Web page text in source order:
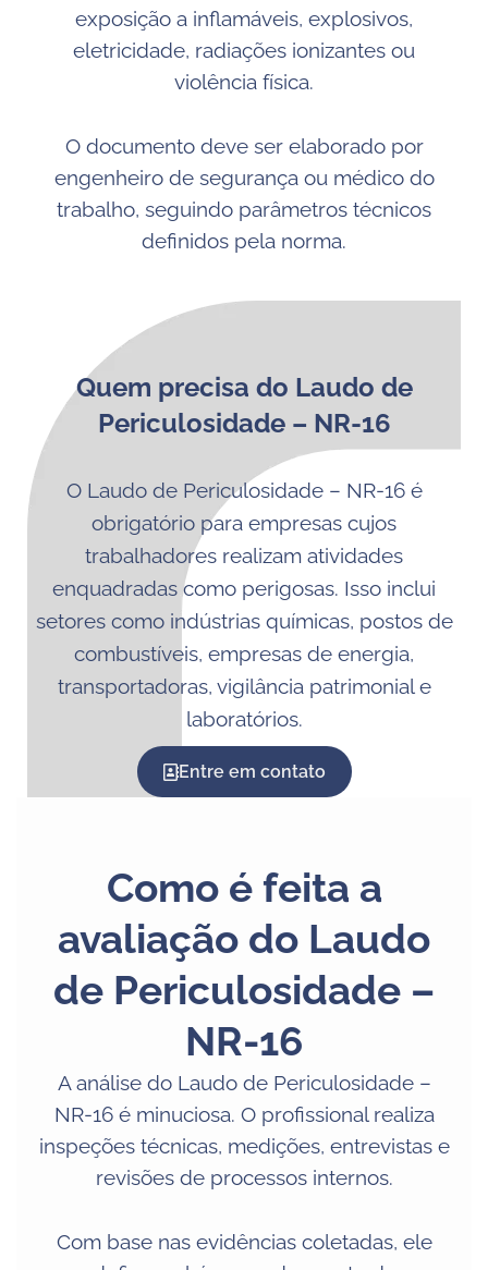
exposição a inflamáveis, explosivos,
eletricidade, radiações ionizantes ou
violência física.
O documento deve ser elaborado por
engenheiro de segurança ou médico do
trabalho, seguindo parâmetros técnicos
definidos pela norma.
Quem precisa do Laudo de
Periculosidade – NR-16
O Laudo de Periculosidade – NR-16 é
obrigatório para empresas cujos
trabalhadores realizam atividades
enquadradas como perigosas. Isso inclui
setores como indústrias químicas, postos de
combustíveis, empresas de energia,
transportadoras, vigilância patrimonial e
laboratórios.
Entre em contato
Como é feita a
avaliação do Laudo
de Periculosidade –
NR-16
A análise do Laudo de Periculosidade –
NR-16 é minuciosa. O profissional realiza
inspeções técnicas, medições, entrevistas e
revisões de processos internos.
Com base nas evidências coletadas, ele